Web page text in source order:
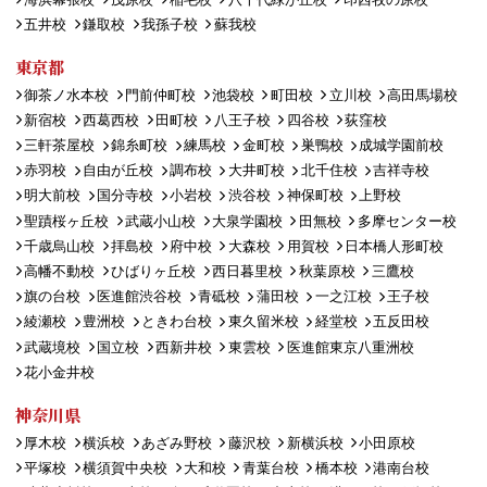
五井校
鎌取校 我孫子校 蘇我校
東京都
御茶ノ水本校 門前仲町校 池袋校 町田校 立川校
高田馬場校
新宿校
西葛西校 田町校 八王子校 四谷校
荻窪校
三軒茶屋校
錦糸町校 練馬校 金町校 巣鴨校
成城学園前校
赤羽校
自由が丘校 調布校 大井町校 北千住校
吉祥寺校
明大前校
国分寺校 小岩校 渋谷校 神保町校
上野校
聖蹟桜ヶ丘校
武蔵小山校 大泉学園校 田無校
多摩センター校
千歳烏山校
拝島校 府中校 大森校 用賀校
日本橋人形町校
高幡不動校
ひばりヶ丘校 西日暮里校 秋葉原校
三鷹校
旗の台校
医進館渋谷校 青砥校 蒲田校 一之江校
王子校
綾瀬校
豊洲校 ときわ台校 東久留米校 経堂校
五反田校
武蔵境校
国立校 西新井校 東雲校
医進館東京八重洲校
花小金井校
神奈川県
厚木校 横浜校 あざみ野校 藤沢校 新横浜校
小田原校
平塚校
横須賀中央校 大和校 青葉台校 橋本校
港南台校